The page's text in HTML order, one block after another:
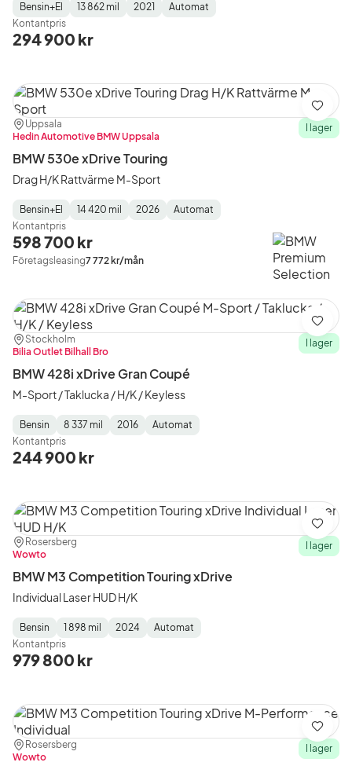
Fuel
Type:
Bensin+El
Mätarställning:
13 862 mil
Model
Year:
2021
Gearbox
Type:
Automat
Kontantpris
294 900 kr
Plats:
Uppsala
Återförsäljare:
Hedin Automotive BMW Uppsala
I lager
BMW 530e xDrive Touring
Drag H/K Rattvärme M-Sport
Fuel
Type:
Bensin+El
Mätarställning:
14 420 mil
Model
Year:
2026
Gearbox
Type:
Automat
Kontantpris
598 700 kr
Företagsleasing7 772 kr/mån
Spara
Plats:
Stockholm
Återförsäljare:
Bilia Outlet Bilhall Bro
I lager
BMW 428i xDrive Gran Coupé
M-Sport / Taklucka / H/K / Keyless
Fuel
Type:
Bensin
Mätarställning:
8 337 mil
Model
Year:
2016
Gearbox
Type:
Automat
Kontantpris
244 900 kr
Spara
Plats:
Rosersberg
Återförsäljare:
Wowto
I lager
BMW M3 Competition Touring xDrive
Individual Laser HUD H/K
Fuel
Type:
Bensin
Mätarställning:
1 898 mil
Model
Year:
2024
Gearbox
Type:
Automat
Kontantpris
979 800 kr
Spara
Plats:
Rosersberg
Återförsäljare:
Wowto
I lager
Spara